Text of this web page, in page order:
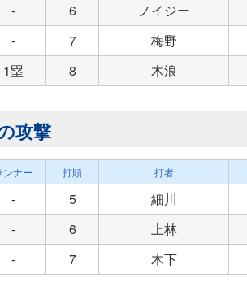
- 6
ノイジー
- 7
梅野
1塁 8 木浪
攻撃
ンナー 打順 打者
- 5
細川
- 6
上林
- 7 木下